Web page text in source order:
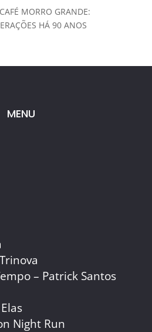
CAFÉ MORRO GRANDE:
HÁ 90 ANOS
MENU
– Patrick Santos
Night Run